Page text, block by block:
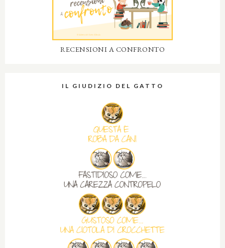
RECENSIONI A CONFRONTO
IL GIUDIZIO DEL GATTO